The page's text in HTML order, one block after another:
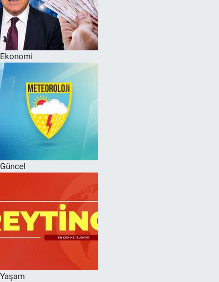
Ekonomi
Güncel
Yaşam